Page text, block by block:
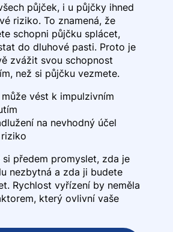
půjček, i u půjčky ihned
riziko. To znamená, že
schopni půjčku splácet,
do dluhové pasti. Proto je
zvážit svou schopnost
než si půjčku vezmete.
vést k impulzivním
na nevhodný účel
předem promyslet, zda je
nezbytná a zda ji budete
Rychlost vyřízení by neměla
který ovlivní vaše